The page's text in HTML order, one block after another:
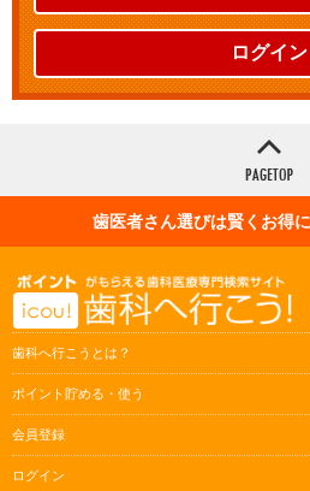
ログイン
歯医者さん選びは賢くお得
歯科へ行こうとは？
ポイント貯める・使う
会員登録
ログイン